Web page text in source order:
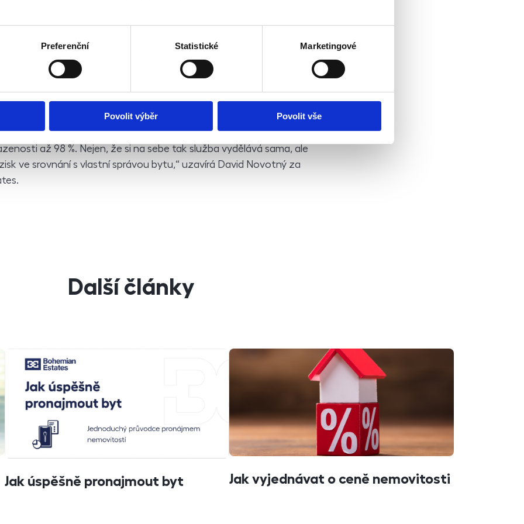
Preferenční Statistické Marketingové
Povolit výběr Povolit vše
nebaví a ve které se ani neorientuje. Z lákavého přivýdělku se tak
vyšší obsazenosti, a tak si na sebe v dlouhodobém měřítku
prakticky sama. „Za službu si účtujeme 10 % z vybraného
ale čísla hovoří jasně a u dlouhodobých pronájmů dosahujeme
až 98 %. Nejen, že si na sebe tak služba vydělává sama, ale
ve srovnání s vlastní správou bytu,“ uzavírá David Novotný za
Další články
Jak úspěšně pronajmout byt Jak vyjednávat o ceně nemovitosti